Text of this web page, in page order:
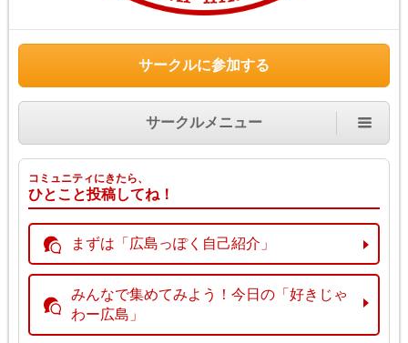
サークルに参加する
サークルメニュー
コミュニティにきたら、
ひとこと投稿してね！
まずは「広島っぽく自己紹介」
みんなで集めてみよう！今日の「好きじゃ
わー広島」